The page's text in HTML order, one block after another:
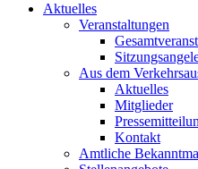
Aktuelles
Veranstaltungen
Aus dem
Aktuelles
Mitglieder
Kontakt
Amtliche